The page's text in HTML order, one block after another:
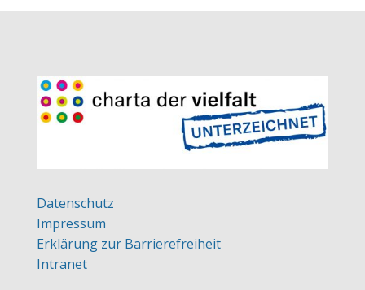
Datenschutz
Impressum
Erklärung zur Barrierefreiheit
Intranet